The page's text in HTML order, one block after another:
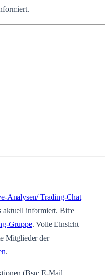
Analysen/ Trading-Chat
aktuell informiert. Bitte
Gruppe. Volle Einsicht
Mitglieder der
.
(Bsp: E-Mail